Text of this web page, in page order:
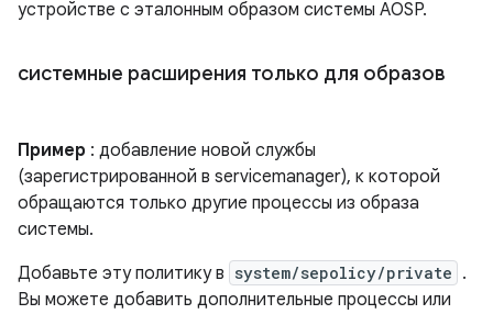
устройстве с эталонным образом системы AOSP.
системные расширения только для образов
Пример : добавление новой службы
(зарегистрированной в servicemanager), к которой
обращаются только другие процессы из образа
системы.
Добавьте эту политику в system/sepolicy/private .
Вы можете добавить дополнительные процессы или